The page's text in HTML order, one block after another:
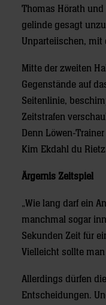
Thomas Hörath
gelinde gesagt
Unparteiischen, mit
Mitte der zweiten
Gegenstände auf
Seitenlinie,
Zeitstrafen
Denn Löwen-
Kim Ekdahl du
Ärgernis Zeitspiel
„Wie lang darf ein
manchmal sogar
Sekunden Zeit für
Vielleicht sollte
Allerdings dürfen
Entscheidungen.